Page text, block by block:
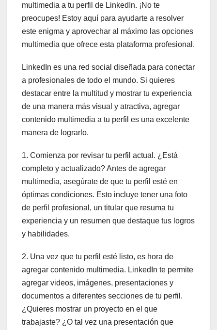
multimedia a tu perfil de LinkedIn. ¡No te
preocupes! Estoy aquí para ayudarte a resolver
este enigma y aprovechar al máximo las opciones
multimedia que ofrece esta plataforma profesional.
LinkedIn es una red social diseñada para conectar
a profesionales de todo el mundo. Si quieres
destacar entre la multitud y mostrar tu experiencia
de una manera más visual y atractiva, agregar
contenido multimedia a tu perfil es una excelente
manera de lograrlo.
1. Comienza por revisar tu perfil actual. ¿Está
completo y actualizado? Antes de agregar
multimedia, asegúrate de que tu perfil esté en
óptimas condiciones. Esto incluye tener una foto
de perfil profesional, un titular que resuma tu
experiencia y un resumen que destaque tus logros
y habilidades.
2. Una vez que tu perfil esté listo, es hora de
agregar contenido multimedia. LinkedIn te permite
agregar videos, imágenes, presentaciones y
documentos a diferentes secciones de tu perfil.
¿Quieres mostrar un proyecto en el que
trabajaste? ¿O tal vez una presentación que